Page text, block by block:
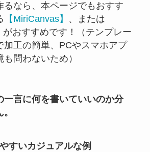
るなら、本ページでもおすす
【MiriCanvas】
、または
がおすすめです！（テンプレー
加工の簡単、PCやスマホアプ
も問わないため ）
一言に何を書いていいのか分
すいカジュアルな例